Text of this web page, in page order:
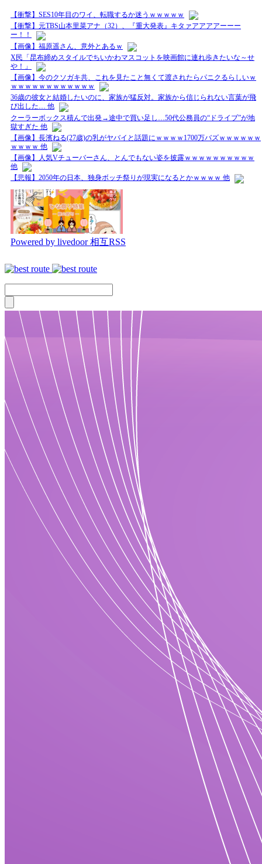
【衝撃】SES10年目のワイ、転職するか迷うｗｗｗｗｗ
【衝撃】元TBS山本里菜アナ（32）、『重大発表』キタァアアアアーーー
ー！！
【画像】福原遥さん、意外とあるｗ
X民「昆布締めスタイルでちいかわマスコットを映画館に連れ歩きたいな～せ
や！」
【画像】今のクソガキ共、これを見たこと無くて渡されたらパニクるらしいｗ
ｗｗｗｗｗｗｗｗｗｗｗｗ
36歳の彼女と結婚したいのに、家族が猛反対。家族から信じられない言葉が飛
び出した… 他
クーラーボックス積んで出発→途中で買い足し…50代公務員の“ドライブ”が地
獄すぎた 他
【画像】長濱ねる(27歳)の乳がヤバイと話題にｗｗｗｗ1700万バズｗｗｗｗｗｗ
ｗｗｗｗ 他
【画像】人気Vチューバーさん、とんでもない姿を披露ｗｗｗｗｗｗｗｗｗｗ
他
【悲報】2050年の日本、独身ボッチ祭りが現実になるとかｗｗｗｗ 他
Powered by livedoor 相互RSS